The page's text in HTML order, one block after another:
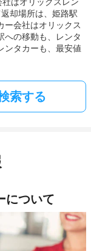
却場所は、姫路駅
ー会社はオリックス
への移動も、レンタ
ンタカーも、最安値
索する
について